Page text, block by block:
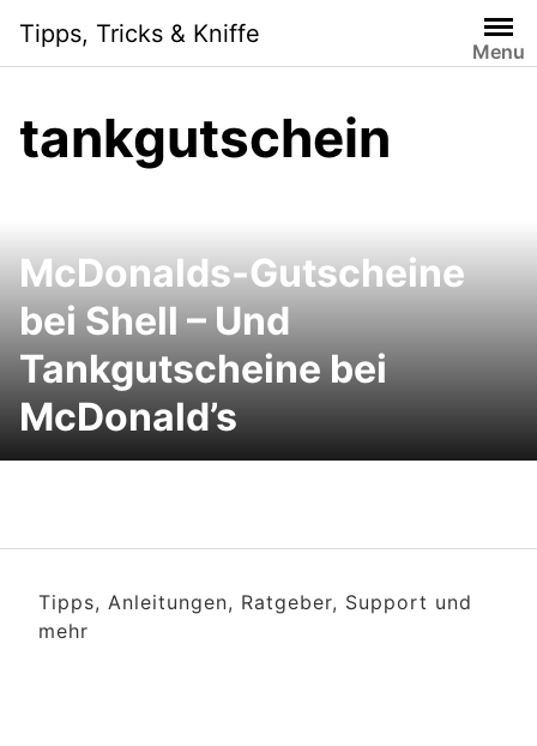
content
Tipps, Tricks & Kniffe
Menu
tankgutschein
McDonalds-Gutscheine
bei Shell – Und
Tankgutscheine bei
McDonald’s
Tipps, Anleitungen, Ratgeber, Support und
mehr